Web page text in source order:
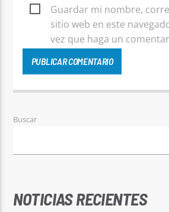
Guardar mi nombre,
sitio web en este
vez que haga un
Buscar
NOTICIAS RECIENTES